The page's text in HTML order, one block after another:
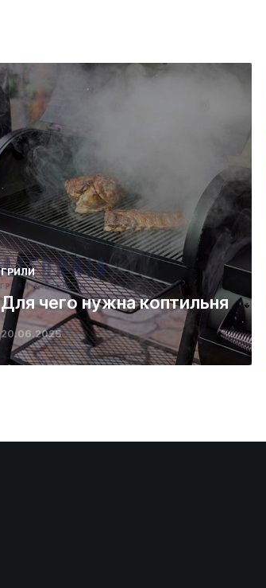
ГРИЛИ
Для чего нужна коптильня
20.06.2025